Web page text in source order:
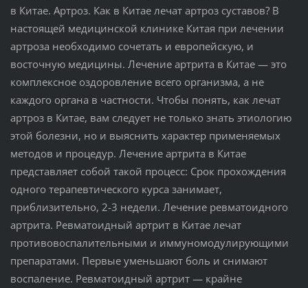
в Китае. Артроз. Как в Китае лечат артроз суставов? В
настоящей медицинской клинике Китая при лечении
артроза необходимо сочетать и европейскую, и
восточную медицины. Лечение артрита в Китае — это
комплексное оздоровление всего организма, а не
каждого органа в частности. Чтобы понять, как лечат
артроз в Китае, вам следует не только знать этиологию
этой болезни, но и выяснить характер применяемых
методов и процедур. Лечение артрита в Китае
представляет собой такой процесс: Срок прохождения
одного терапевтического курса занимает,
приблизительно, 2-3 недели. Лечение ревматоидного
артрита. Ревматоидный артрит в Китае лечат
противовоспалительными и иммуномодулирующими
препаратами. Первые уменьшают боль и снимают
воспаление. Ревматоидный артрит — крайне